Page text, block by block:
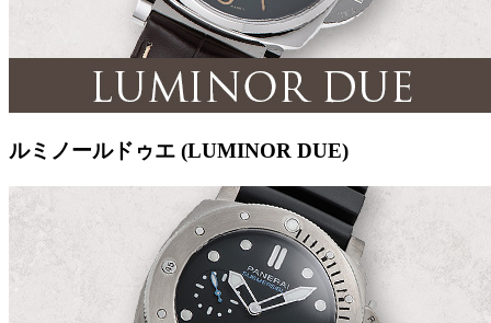
ルミノールドゥエ (LUMINOR DUE)